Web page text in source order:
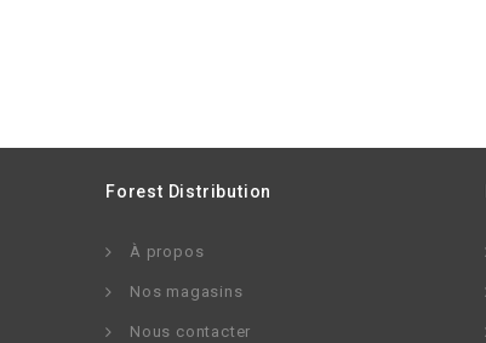
Forest Distribution
À propos
Nos magasins
Nous contacter